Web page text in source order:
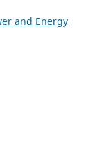
and Energy